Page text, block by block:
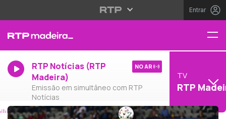
Entrar
RTP Notícias (RTP
Madeira)
Emissão em simultâneo com RTP
Notícias
NO AR
TV
RTP